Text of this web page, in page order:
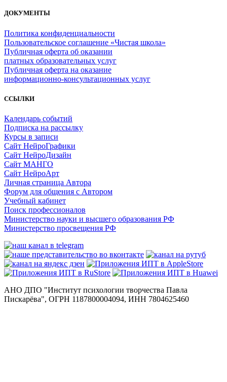
ДОКУМЕНТЫ
Политика конфиденциальности
Пользовательское соглашение «Чистая школа»
Публичная оферта об оказании
платных образовательных услуг
Публичная оферта на оказание
информационно‑консультационных услуг
ССЫЛКИ
Календарь событий
Подписка на рассылку
Курсы в записи
Сайт НейроГрафики
Сайт НейроДизайн
Сайт МАНГО
Сайт НейроАрт
Личная страница Автора
Форум для общения с Автором
Учебный кабинет
Поиск профессионалов
Министерство науки и высшего образования РФ
Министерство просвещения РФ
АНО ДПО "Институт психологии творчества Павла
Пискарёва", ОГРН 1187800004094, ИНН 7804625460